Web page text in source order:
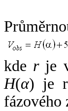
kde rje
H(α) je
fázového